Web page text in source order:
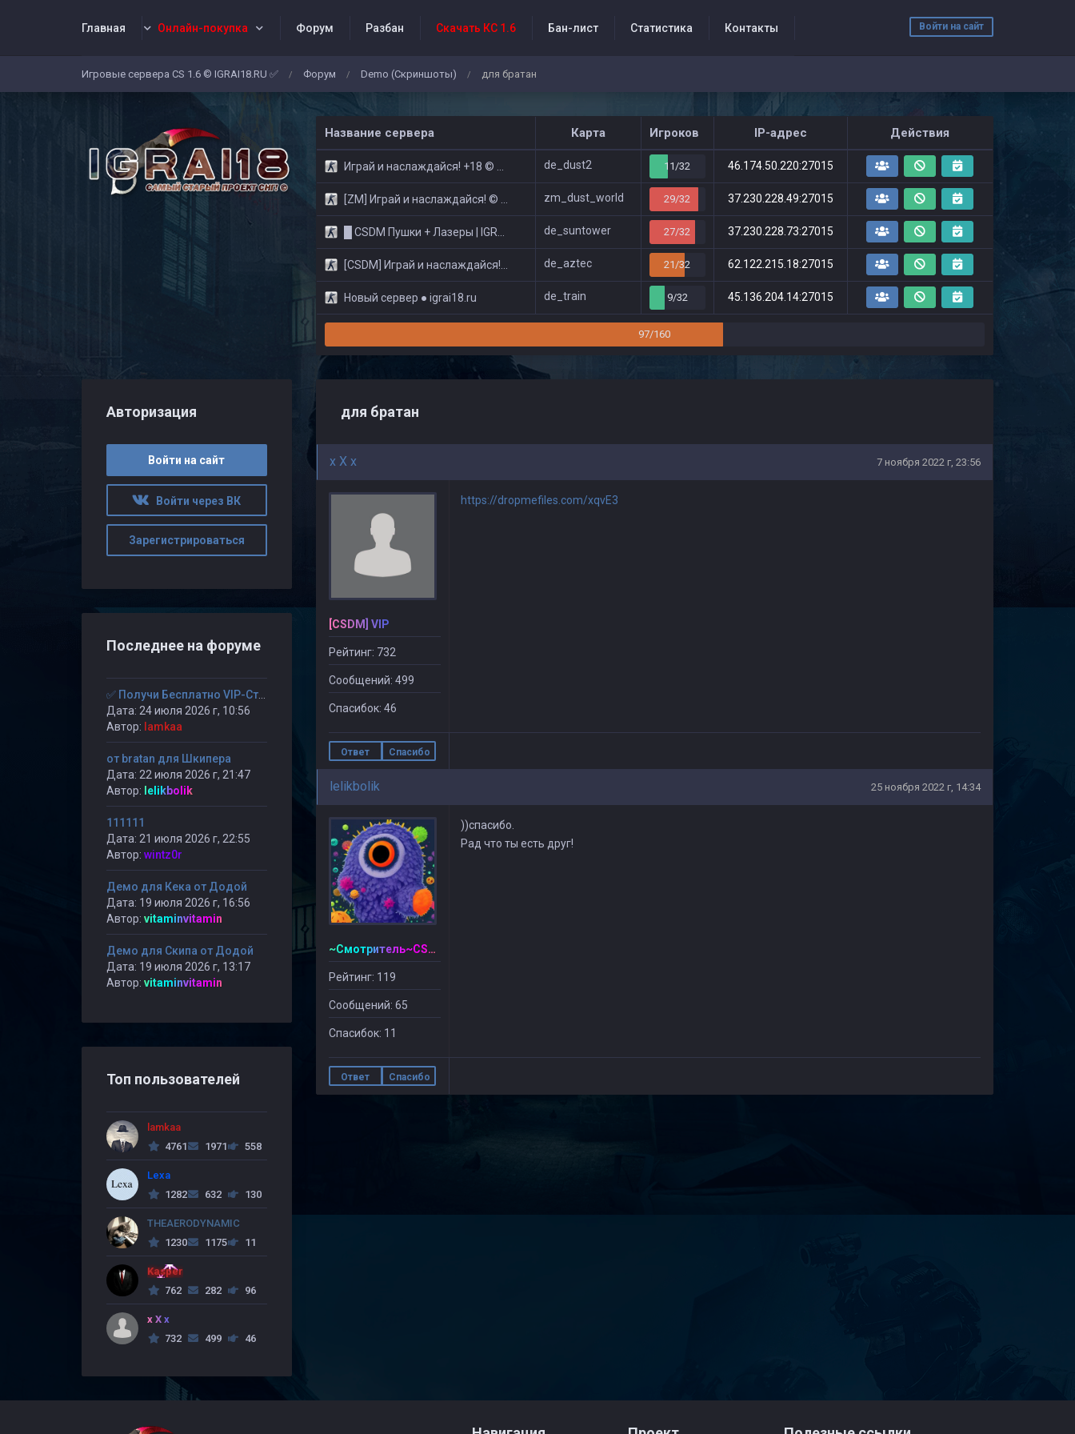
Войти на сайт
Главная Онлайн-покупка Форум Разбан Скачать КС 1.6 Бан-лист Статистика Контакты
События проекта
Игровые сервера CS 1.6 © IGRAI18.RU ✅ / Форум / Demo (Скриншоты) / для братан
Название сервера Карта Игроков IP-адрес Действия
Играй и наслаждайся! +18 © Public de_dust2 11/32 46.174.50.220:27015
[ZM] Играй и наслаждайся! © Zombie Show zm_dust_world 29/32 37.230.228.49:27015
█ CSDM Пушки + Лазеры | IGRAI18.RU ツ █ de_suntower 27/32 37.230.228.73:27015
[CSDM] Играй и наслаждайся! © Classic de_aztec 21/32 62.122.215.18:27015
Новый сервер ● igrai18.ru de_train 9/32 45.136.204.14:27015
97/160
для братан
x X x 7 ноября 2022 г, 23:56
[CSDM] VIP
Рейтинг: 732
Сообщений: 499
Спасибок: 46
https://dropmefiles.com/xqvE3
Ответ Спасибо
lelikbolik 25 ноября 2022 г, 14:34
~Смотритель~CSDM ©
Рейтинг: 119
Сообщений: 65
Спасибок: 11
))спасибо.
Рад что ты есть друг!
Ответ Спасибо
Авторизация
Войти на сайт
Войти через ВК
Зарегистрироваться
Последнее на форуме
Дата: 24 июля 2026 г, 10:56
Автор: lamkaa
от bratan для Шкипера
Дата: 22 июля 2026 г, 21:47
Автор: lelikbolik
111111
Дата: 21 июля 2026 г, 22:55
Автор: wintz0r
Демо для Кека от Додой
Дата: 19 июля 2026 г, 16:56
Автор: vitaminvitamin
Демо для Скипа от Додой
Дата: 19 июля 2026 г, 13:17
Автор: vitaminvitamin
Топ пользователей
lamkaa
4761
1971 558
Lexa
1282
632 130
THEAERODYNAMIC
1230
1175 11
Kasper
762
282 96
x X x
732
499 46